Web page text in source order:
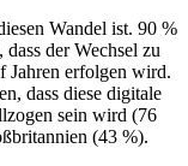
Wandel ist. 90 %
der Wechsel zu
Jahren erfolgen wird.
dass diese digitale
sein wird (76
(43 %).